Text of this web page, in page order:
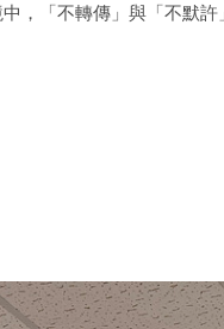
，「不轉傳」與「不默